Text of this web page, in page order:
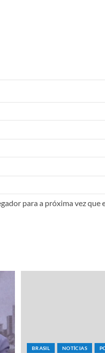
para a próxima vez que
BRASIL NOTÍCIAS